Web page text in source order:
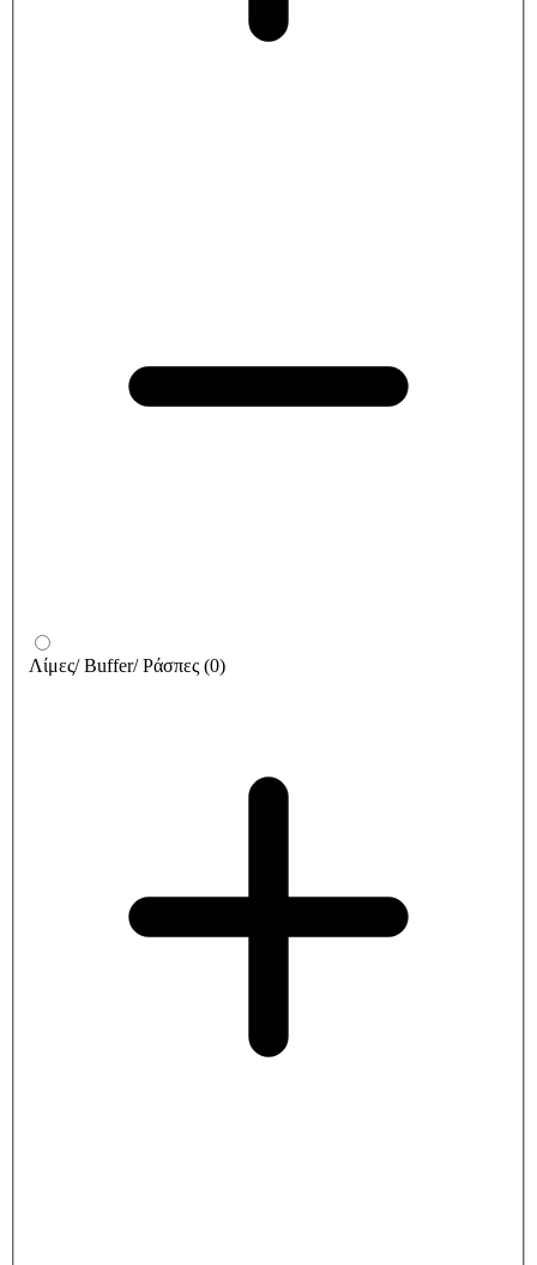
Λίμες/ Buffer/ Ράσπες (0)